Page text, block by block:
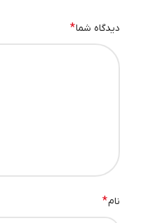
دیدگاه شما*
نام*